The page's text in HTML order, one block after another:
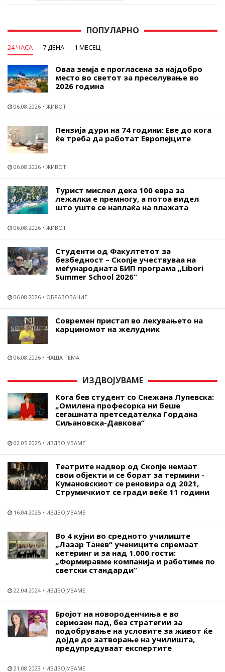
ПОПУЛАРНО
24 ЧАСА 7 ДЕНА 1 МЕСЕЦ
Оваа земја е прогласена за најдобро
место во светот за преселување во
2026 година
06.08.2026 ЖИВОТ
Пензија дури на 74 години: Еве до кога
ќе треба да работат Европејците
06.08.2026 ЖИВОТ
Турист мислел дека 100 евра за
лежалки е премногу, а потоа видел
што уште се наплаќа на плажата
06.08.2026 ЖИВОТ
Студенти од Факултетот за
безбедност – Скопје учествуваа на
меѓународната БИП програма „Libori
Summer School 2026“
06.08.2026 ОБРАЗОВАНИЕ
Современ пристап во лекувањето на
карциномот на желудник
06.08.2026 НАША ТЕМА
ИЗДВОЈУВАМЕ
Кога бев студент со Снежана Лупевска:
„Омилена професорка ни беше
сегашната претседателка Гордана
Сиљановска-Давкова“
02.05.2025 ИЗДВОЈУВАМЕ
Театрите надвор од Скопје немаат
свои објекти и се борат за термини -
Кумановскиот се реновира од 2021,
Струмичкиот се гради веќе 11 години
16.04.2025 ИЗДВОЈУВАМЕ
Во 4 кујни во средното училиште
„Лазар Танев“ учениците спремаат
кетеринг и за над 1.000 гости:
„Формиравме компанија и работиме по
светски стандарди“
22.04.2024 ИЗДВОЈУВАМЕ
Бројот на новороденчиња е во
сериозен пад, без стратегии за
подобрување на условите за живот ќе
дојде до затворање на училишта,
предупредуваат експертите
21.08.2023 ИЗДВОЈУВАМЕ